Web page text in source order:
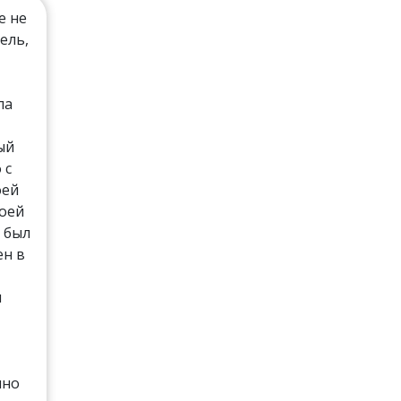
не
был
в